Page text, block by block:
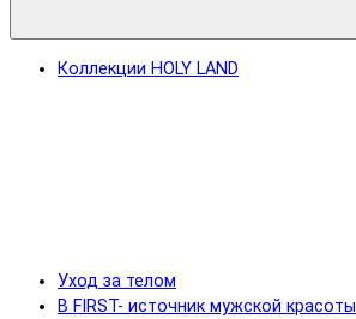
Коллекции HOLY LAND
Уход за телом
B FIRST- источник мужской красоты